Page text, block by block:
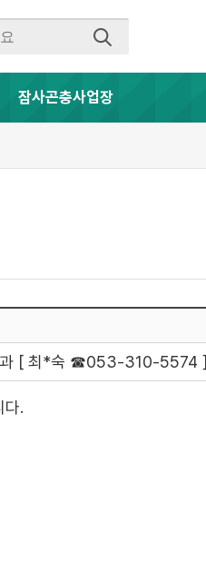
잠사곤충사업장
과 [ 최*숙 ☎053-310-5574 ]
다.